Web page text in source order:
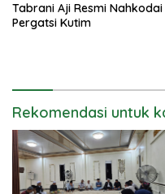
Tabrani Aji Resmi Nahkodai
Pergatsi Kutim
Rekomendasi untuk